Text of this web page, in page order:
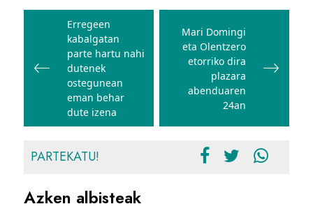
Bidalketetan
zehar
nabigatu
Erregeen
kabalgatan
parte hartu nahi
dutenek
ostegunean
eman behar
dute izena
Mari Domingi
eta Olentzero
etorriko dira
plazara
abenduaren
24an
PARTEKATU!
Azken albisteak